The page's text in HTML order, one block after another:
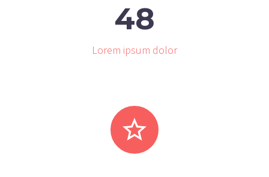
48
Lorem ipsum dolor

